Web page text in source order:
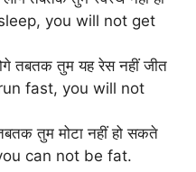
you will not get
तबतक तुम यह रेस नहीं जीत
fast, you will not
तुम मोटा नहीं हो सकते
can not be fat.